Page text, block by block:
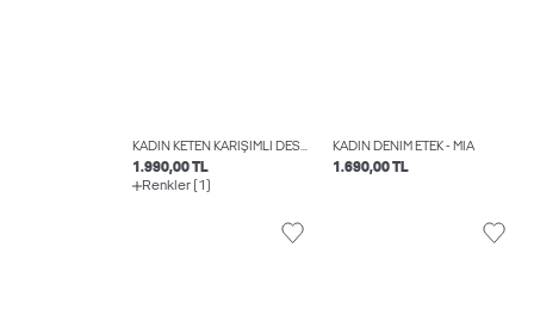
KADIN KETEN KARIŞIMLI DESENLI ELBISE - ANNIKA
1.990,00 TL
Renkler (1)
KADIN DENIM ETEK - MIA
1.690,00 TL